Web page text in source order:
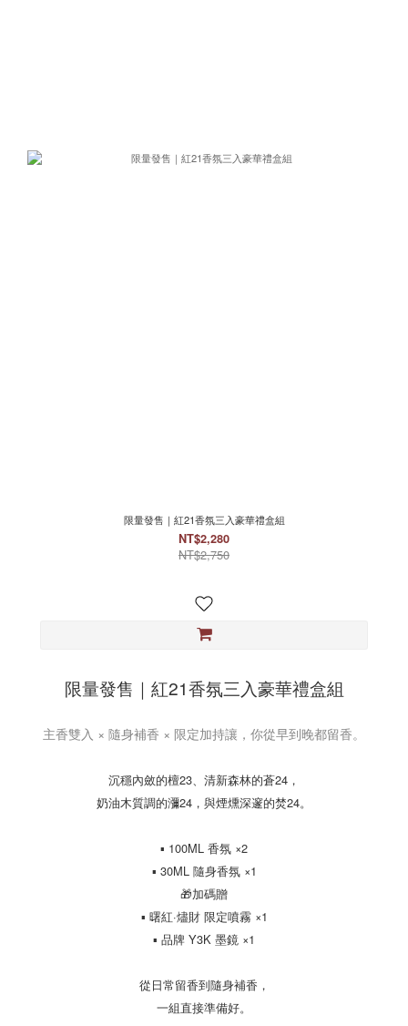
限量發售｜紅21香氛三入豪華禮盒組
NT$2,280
NT$2,750
限量發售｜紅21香氛三入豪華禮盒組
主香雙入 × 隨身補香 × 限定加持讓，你從早到晚都留香。
沉穩內斂的檀23、清新森林的蒼24，
奶油木質調的瀰24，與煙燻深邃的焚24。
▪ 100ML 香氛 ×2
▪ 30ML 隨身香氛 ×1
🎁加碼贈
▪ 曙紅·燼財 限定噴霧 ×1
▪ 品牌 Y3K 墨鏡 ×1
從日常留香到隨身補香，
一組直接準備好。